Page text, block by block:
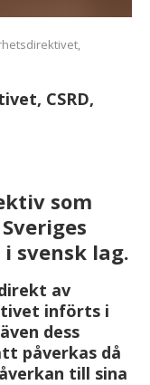
CSRD,
som
svensk lag.
av
införts i
dess
påverkas då
till sina